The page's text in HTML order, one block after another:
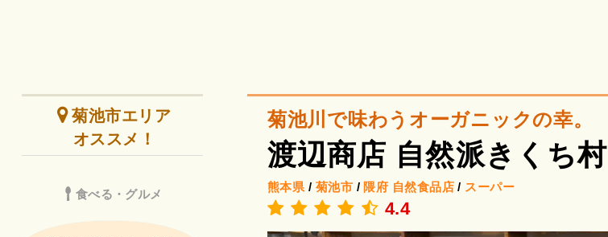
菊池川で味わうオーガニックの幸。
渡辺商店 自然派きくち村
熊本県 / 菊池市 / 隈府 自然食品店 / スーパー
4.4
菊池市エリア
オススメ！
食べる・グルメ